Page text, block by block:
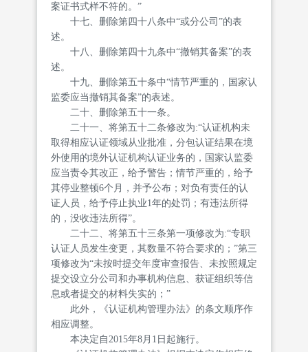
案证书式样不符的。”
十七、删除第四十八条中“或分公司”的表
述。
十八、删除第四十九条中“撤销其备案”的表
述。
十九、删除第五十条中“情节严重的，国家认
监委应当撤销其备案”的表述。
二十、删除第五十一条。
二十一、将第五十二条修改为:“认证机构未
取得相应认证领域从业批准，分包认证结果在境
外使用的境外认证机构认证业务的，国家认监委
应当责令其改正，给予警告；情节严重的，给予
其停业整顿6个月，并予公布；对负有责任的认
证人员，给予停止执业1年的处罚；有违法所得
的，没收违法所得”。
二十二、将第五十三条第一项修改为:“专职
认证人员发生变更，其数量不符合要求的；”第三
项修改为“未按时提交年度审查报告、未按照规定
提交设立分公司和办事机构信息、获证组织等信
息或者提交的材料失实的；”
此外，《认证机构管理办法》的条文顺序作
相应调整。
本决定自2015年8月1日起施行。